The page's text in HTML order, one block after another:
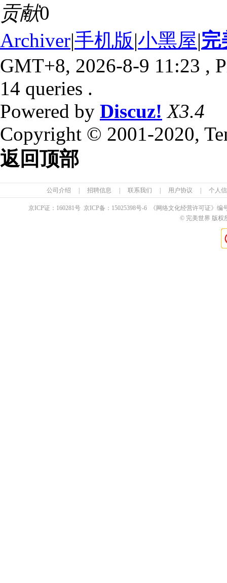
贡献0
Archiver|手机版|小黑屋|完
GMT+8, 2026-8-9 11:23 ,
14 queries .
Powered by Discuz! X3.4
Copyright © 2001-2020,
返回顶部
公司介绍 招聘信息 联系我们 用户协议 个人
京ICP证： 160281号 京ICP备： 15025398号-6 《网络文化经营许可证》编
© 完美世界 版权